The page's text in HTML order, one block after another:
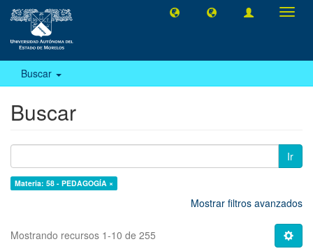
Buscar
Buscar
Ir
Materia: 58 - PEDAGOGÍA ×
Mostrar filtros avanzados
Mostrando recursos 1-10 de 255